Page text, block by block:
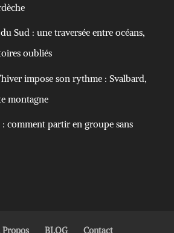
Sud : une traversée entre océans,
oubliés
impose son rythme : Svalbard,
montagne
comment partir en groupe sans
Propos BLOG Contact